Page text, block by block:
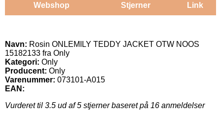
Webshop Stjerner Link
Navn: Rosin ONLEMILY TEDDY JACKET OTW NOOS
15182133 fra Only
Kategori: Only
Producent: Only
Varenummer: 073101-A015
EAN:
Vurderet til 3.5 ud af 5 stjerner baseret på 16 anmeldelser